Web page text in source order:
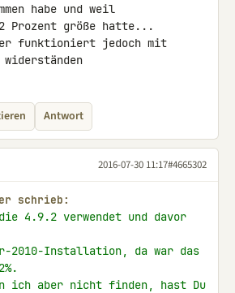
habe und weil
Prozent größe hatte...
funktioniert jedoch mit
Antwort
2016-07-30 11:17#4665302
schrieb:
4.9.2 verwendet und davor
2010-Installation, da war das
ich aber nicht finden, hast Du